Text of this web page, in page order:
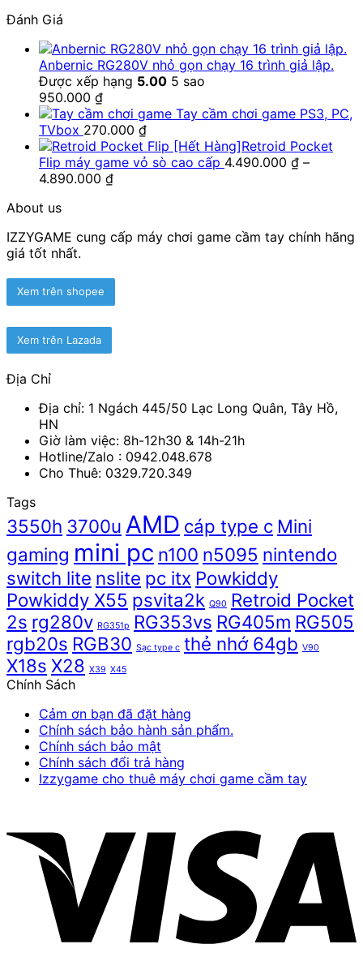
2.750.000 ₫.
Đánh Giá
Anbernic RG280V nhỏ gọn chạy 16 trình giả lập.
Được xếp hạng 5.00 5 sao
950.000 ₫
Tay cầm chơi game PS3, PC,
TVbox 270.000 ₫
[Hết Hàng]Retroid Pocket
Flip máy game vỏ sò cao cấp 4.490.000 ₫ –
4.890.000 ₫Khoảng
đến
About us
IZZYGAME cung cấp máy chơi game cầm tay chính hãng
giá tốt nhất.
Xem trên shopee
Xem trên Lazada
Địa Chỉ
Địa chỉ: 1 Ngách 445/50 Lạc Long Quân, Tây Hồ,
HN
Giờ làm việc: 8h-12h30 & 14h-21h
Hotline/Zalo : 0942.048.678
Cho Thuê: 0329.720.349
Tags
3550h 3700u AMD cáp type c Mini
gaming mini pc n100 n5095 nintendo
switch lite nslite pc itx Powkiddy
Powkiddy X55 psvita2k Q90
Retroid Pocket
2s rg280v RG351p RG353vs RG405m RG505
rgb20s RGB30 Sạc type c thẻ nhớ 64gb V90
X18s X28 X39 X45
Chính Sách
Cảm ơn bạn đã đặt hàng
Chính sách bảo hành sản phẩm.
Chính sách bảo mật
Chính sách đổi trả hàng
Izzygame cho thuê máy chơi game cầm tay